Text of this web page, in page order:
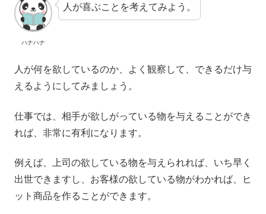
ハナハナ
人が喜ぶことを考えてみよう。
人が何を欲しているのか、よく観察して、できるだけ与
えるようにしてみましょう。
仕事では、相手が欲しがっている物を与えることができ
れば、非常に有利になります。
例えば、上司の欲している物を与えられれば、いち早く
出世できますし、お客様の欲している物がわかれば、ヒ
ット商品を作ることができます。